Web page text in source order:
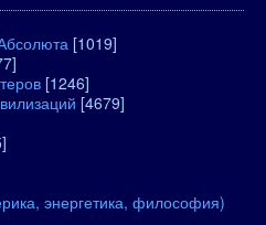
[1019]
[1246]
[4679]
энергетика, философия)